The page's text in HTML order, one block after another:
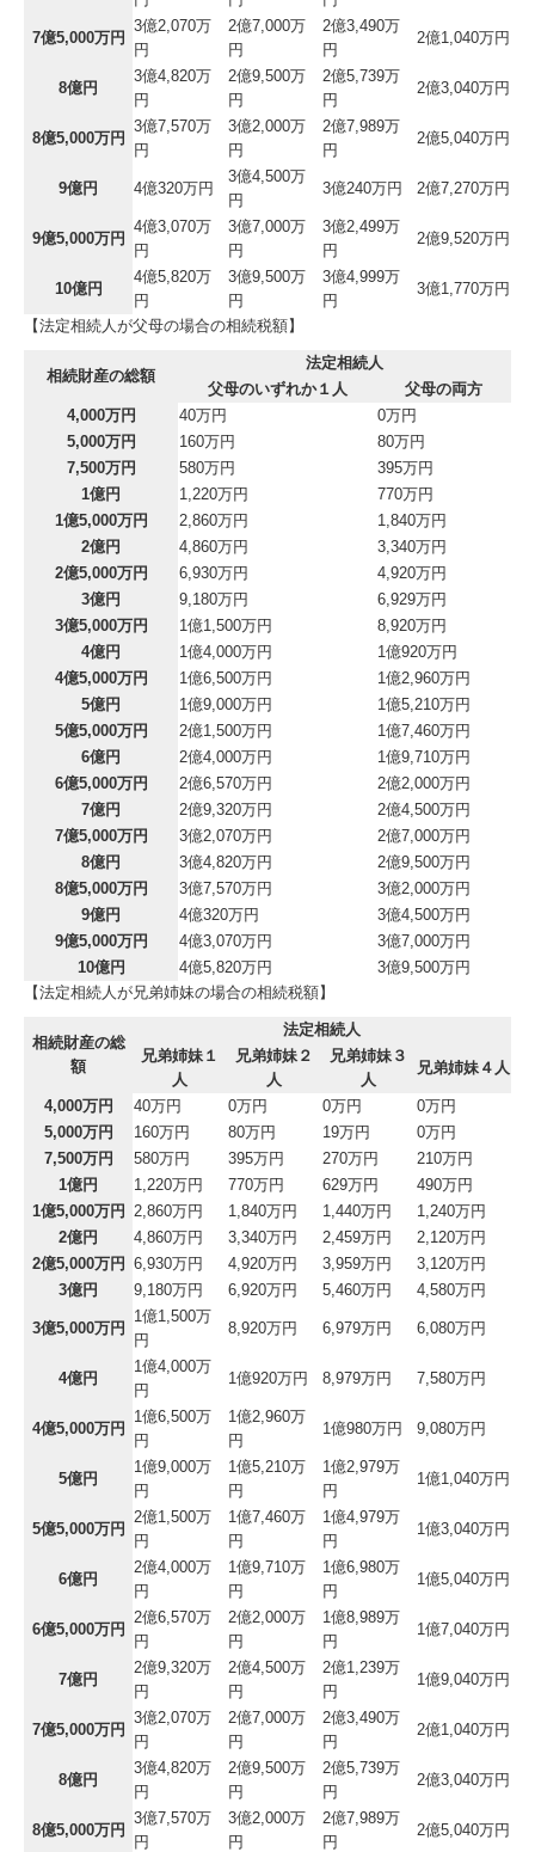
7億5,000万円
3億2,070万
円
2億7,000万
円
2億3,490万
円
2億1,040万円
8億円
3億4,820万
円
2億9,500万
円
2億5,739万
円
2億3,040万円
8億5,000万円
3億7,570万
円
3億2,000万
円
2億7,989万
円
2億5,040万円
9億円 4億320万円
3億4,500万
円
3億240万円 2億7,270万円
9億5,000万円
4億3,070万
円
3億7,000万
円
3億2,499万
円
2億9,520万円
10億円
4億5,820万
円
3億9,500万
円
3億4,999万
円
3億1,770万円
【法定相続人が父母の場合の相続税額】
相続財産の総額
法定相続人
父母のいずれか１人
父母の両方
4,000万円
40万円
0万円
5,000万円
160万円
80万円
7,500万円
580万円
395万円
1億円
1,220万円
770万円
1億5,000万円
2,860万円
1,840万円
2億円
4,860万円
3,340万円
2億5,000万円
6,930万円
4,920万円
3億円
9,180万円
6,929万円
3億5,000万円
1億1,500万円
8,920万円
4億円
1億4,000万円
1億920万円
4億5,000万円
1億6,500万円
1億2,960万円
5億円
1億9,000万円
1億5,210万円
5億5,000万円
2億1,500万円
1億7,460万円
6億円
2億4,000万円
1億9,710万円
6億5,000万円
2億6,570万円
2億2,000万円
7億円
2億9,320万円
2億4,500万円
7億5,000万円
3億2,070万円
2億7,000万円
8億円
3億4,820万円
2億9,500万円
8億5,000万円
3億7,570万円
3億2,000万円
9億円
4億320万円
3億4,500万円
9億5,000万円
4億3,070万円
3億7,000万円
10億円
4億5,820万円
3億9,500万円
【法定相続人が兄弟姉妹の場合の相続税額】
相続財産の総
額
法定相続人
兄弟姉妹１
人
兄弟姉妹２
人
兄弟姉妹３
人
兄弟姉妹４人
4,000万円 40万円 0万円 0万円
0万円
5,000万円
160万円 80万円 19万円
0万円
7,500万円
580万円 395万円 270万円
210万円
1億円
1,220万円 770万円 629万円
490万円
1億5,000万円 2,860万円 1,840万円 1,440万円
1,240万円
2億円
4,860万円 3,340万円 2,459万円
2,120万円
2億5,000万円 6,930万円 4,920万円 3,959万円
3,120万円
3億円
9,180万円 6,920万円 5,460万円 4,580万円
3億5,000万円
1億1,500万
円
8,920万円 6,979万円 6,080万円
4億円
1億4,000万
円
1億920万円 8,979万円 7,580万円
4億5,000万円
1億6,500万
円
1億2,960万
円
1億980万円 9,080万円
5億円
1億9,000万
円
1億5,210万
円
1億2,979万
円
1億1,040万円
5億5,000万円
2億1,500万
円
1億7,460万
円
1億4,979万
円
1億3,040万円
6億円
2億4,000万
円
1億9,710万
円
1億6,980万
円
1億5,040万円
6億5,000万円
2億6,570万
円
2億2,000万
円
1億8,989万
円
1億7,040万円
7億円
2億9,320万
円
2億4,500万
円
2億1,239万
円
1億9,040万円
7億5,000万円
3億2,070万
円
2億7,000万
円
2億3,490万
円
2億1,040万円
8億円
3億4,820万
円
2億9,500万
円
2億5,739万
円
2億3,040万円
8億5,000万円
3億7,570万
円
3億2,000万
円
2億7,989万
円
2億5,040万円